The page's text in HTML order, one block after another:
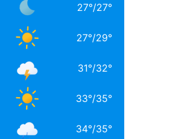
27°/27°
27°/29°
31°/32°
33°/35°
34°/35°